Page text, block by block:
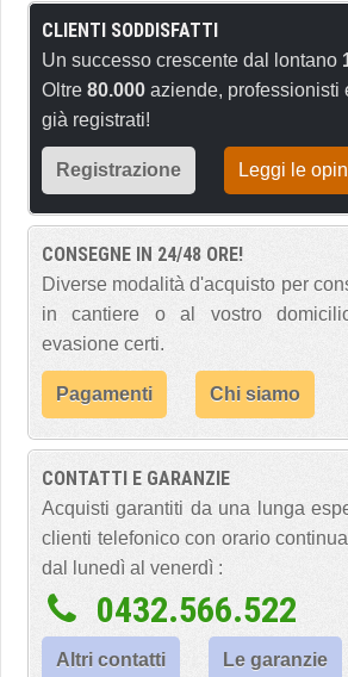
CLIENTI SODDISFATTI
Un successo crescente dal lontano
Oltre 80.000 aziende, professionisti
già registrati!
Registrazione Leggi le
CONSEGNE IN 24/48 ORE!
Diverse modalità d'acquisto per
in cantiere o al vostro
evasione certi.
Pagamenti Chi siamo
CONTATTI E GARANZIE
Acquisti garantiti da una lunga
clienti telefonico con orario
dal lunedì al venerdì :
0432.566.522
Altri contatti Le garanzie